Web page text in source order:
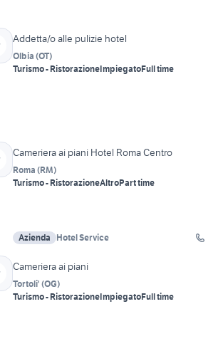
Addetta/o alle pulizie hotel
Olbia (OT)
Turismo - RistorazioneImpiegatoFull time
Cameriera ai piani Hotel Roma Centro
Roma (RM)
Turismo - RistorazioneAltroPart time
Azienda Hotel Service
Cameriera ai piani
Tortoli' (OG)
Turismo - RistorazioneImpiegatoFull time